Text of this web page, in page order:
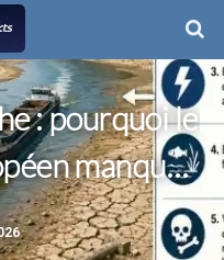
: pourquoi le
manque